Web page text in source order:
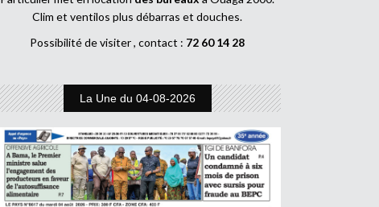
Clim et ventilos plus débarras et douches.
Possibilité de visiter , contact : 72 60 14 28
La Une du 04-08-2026